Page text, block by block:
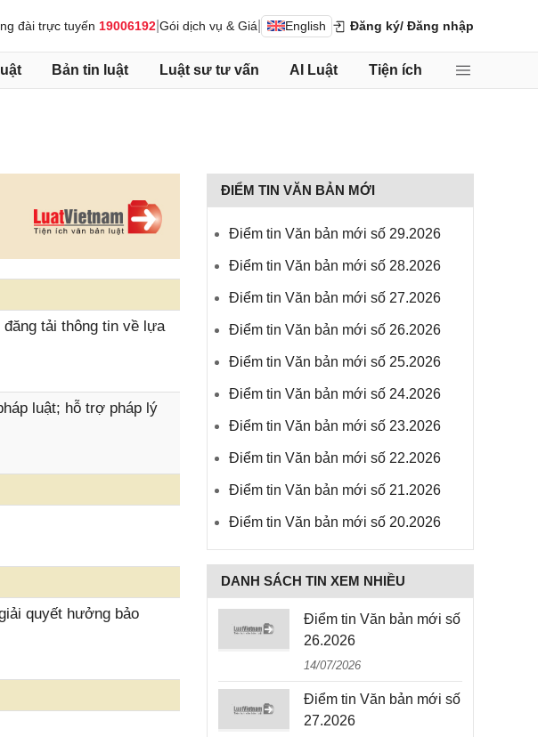
đài trực tuyến 19006192 Gói dịch vụ & Giá English Đăng ký/ Đăng nhập
Bản tin luật Luật sư tư vấn AI Luật Tiện ích
tải thông tin về lựa
luật; hỗ trợ pháp lý
quyết hưởng bảo
ĐIỂM TIN VĂN BẢN MỚI
Điểm tin Văn bản mới số 29.2026
Điểm tin Văn bản mới số 28.2026
Điểm tin Văn bản mới số 27.2026
Điểm tin Văn bản mới số 26.2026
Điểm tin Văn bản mới số 25.2026
Điểm tin Văn bản mới số 24.2026
Điểm tin Văn bản mới số 23.2026
Điểm tin Văn bản mới số 22.2026
Điểm tin Văn bản mới số 21.2026
Điểm tin Văn bản mới số 20.2026
DANH SÁCH TIN XEM NHIỀU
Điểm tin Văn bản mới số
26.2026
14/07/2026
Điểm tin Văn bản mới số
27.2026